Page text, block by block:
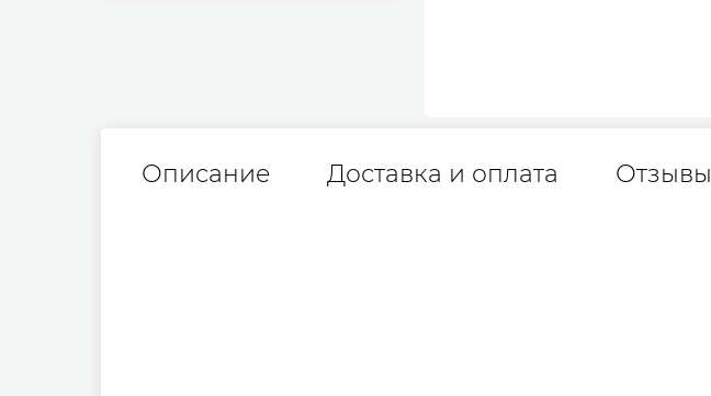
Описание Доставка и оплата Отзывы